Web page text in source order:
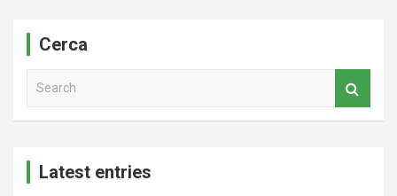
Cerca
Latest entries